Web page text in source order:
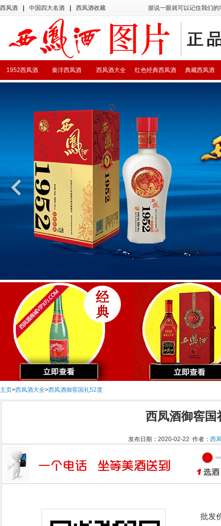
西凤酒 中国四大名酒 西凤酒收藏 据说一眼就可以记住我们
典藏西凤酒
红色经典西凤酒
西凤酒大全
秦沣西凤酒
1952西凤酒
主页>西凤酒大全>西凤酒御窖国礼52度
西凤酒御窖国
发布日期：2020-02-22 作者： 西
批发